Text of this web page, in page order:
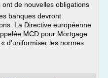
de nouvelles obligations
banques devront
La Directive européenne
MCD pour Mortgage
d'uniformiser les normes